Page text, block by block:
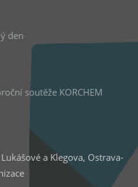
den
soutěže KORCHEM
a Klegova, Ostrava-